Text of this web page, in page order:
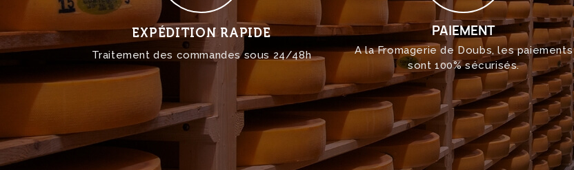
EXPÉDITION RAPIDE
Traitement des commandes sous 24/48h
PAIEMENT
A la Fromagerie de Doubs, les paiements
sont 100% sécurisés.